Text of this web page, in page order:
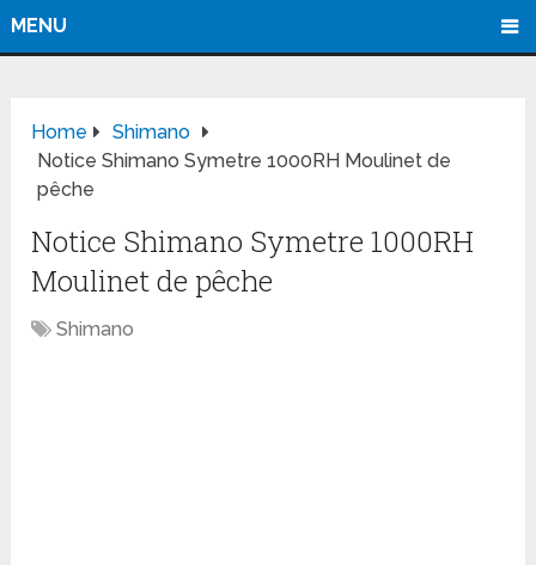
MENU
Home
Shimano
Notice Shimano Symetre 1000RH Moulinet de
pêche
Notice Shimano Symetre 1000RH
Moulinet de pêche
Shimano